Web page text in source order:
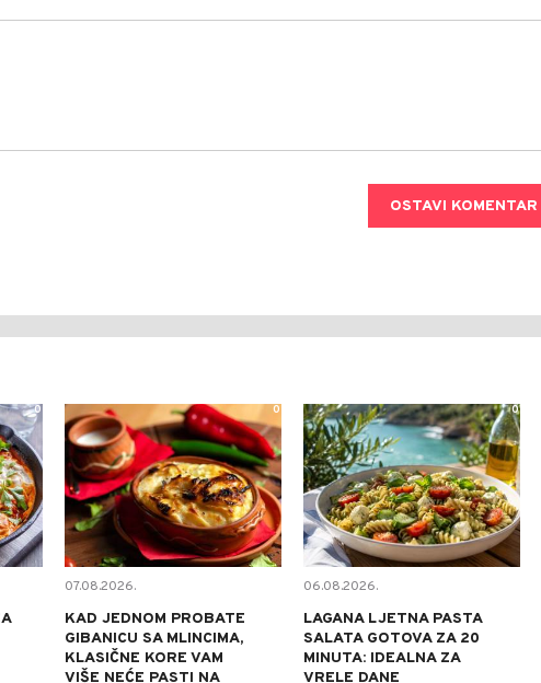
OSTAVI KOMENTAR
0 0
07.08.2026.
KAD JEDNOM PROBATE
GIBANICU SA MLINCIMA,
KLASIČNE KORE VAM
VIŠE NEĆE PASTI NA
0
06.08.2026.
LAGANA LJETNA PASTA
SALATA GOTOVA ZA 20
MINUTA: IDEALNA ZA
VRELE DANE